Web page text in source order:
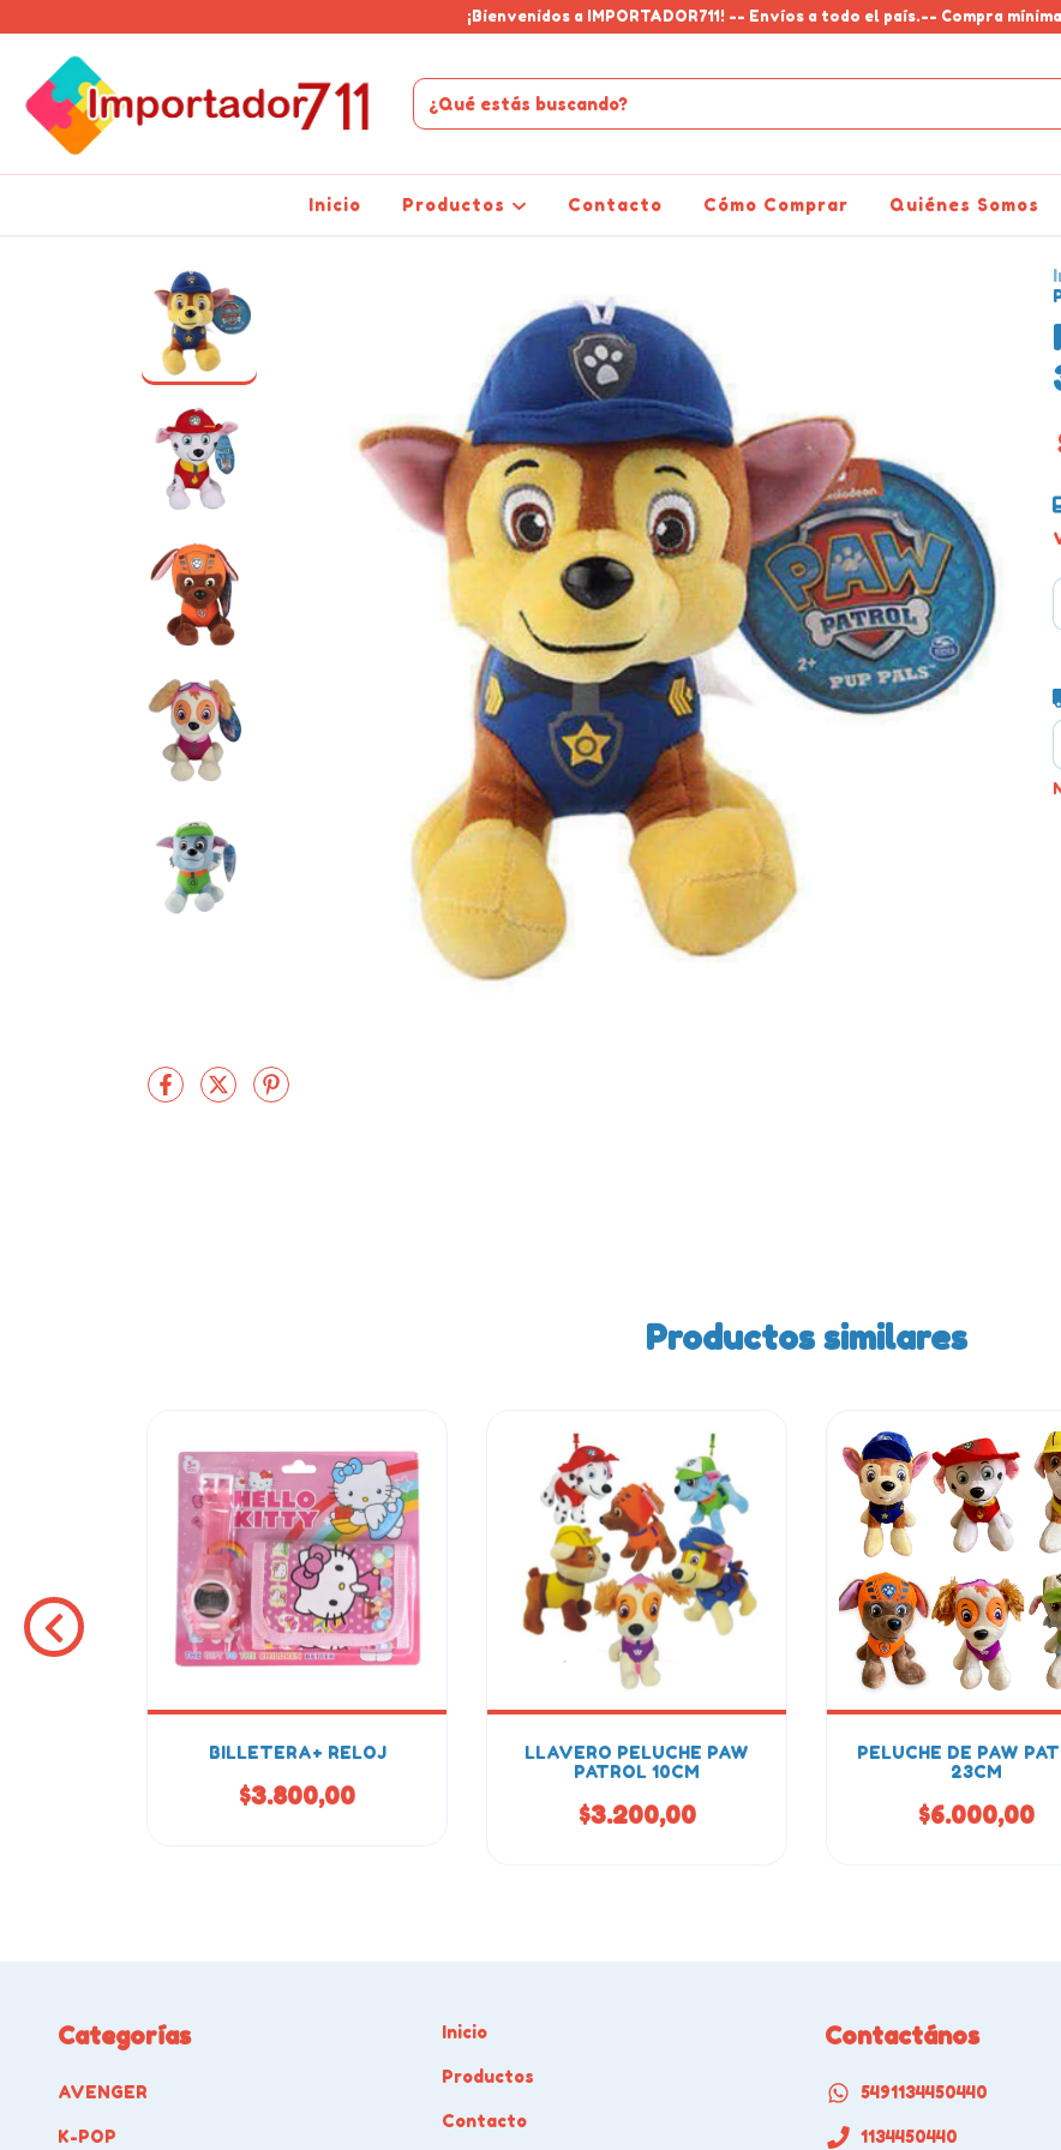
¡Bienvenidos a IMPORTADOR711! -- Envíos a todo el país.-- Compra
Inicio Productos Contacto Cómo Comprar Quiénes Somos
Productos similares
BILLETERA+ RELOJ
$3.800,00
LLAVERO PELUCHE PAW
PATROL 10CM
$3.200,00
PELUCHE DE PAW
23CM
$6.000,00
Categorías
AVENGER
K-POP
Inicio
Productos
Contacto
Contactános
5491134450440
1134450440